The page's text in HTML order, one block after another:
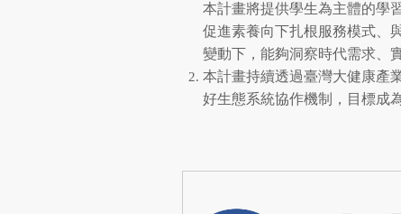
本計畫將提供學生為主體的學
促進素養向下扎根服務模式、
變動下，能夠洞察時代需求、
本計畫持續透過臺灣大健康產
好生態系統協作機制，目標成